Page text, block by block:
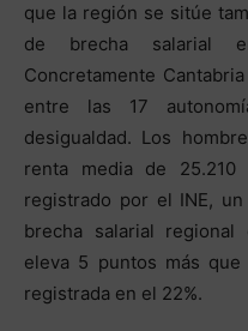
que la región se sitúe
de brecha salarial
Concretamente
entre las 17
desigualdad. Los
renta media de
registrado por el INE,
brecha salarial
eleva 5 puntos más
registrada en el 22%.